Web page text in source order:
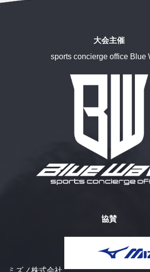
大会主催
sports concierge office Blue
協賛